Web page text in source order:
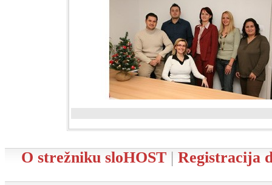
O strežniku sloHOST| Registracija